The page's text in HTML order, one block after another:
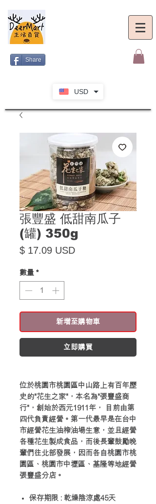
USD
Share
張豐盛 低甜南瓜子
(罐) 350g
$ 17.09 USD價格
數量 *
新增至購物車
立即購買
位於桃園市桃園區中山路上有百年歷
史的"花生之家"，本名為"張豐盛商
行"，創始於西元1911年， 目前由第
四代負責經營。第一代最早是在台中
市經營花生油榨油場生意，並且經營
各種花生製成食品，而後長輩鼓勵晚
輩們往北部發展，因而各自桃園市桃
園區、桃園市中壢區、基隆等地經營
張豐盛分店。
保存期限 : 乾燥陰涼處45天